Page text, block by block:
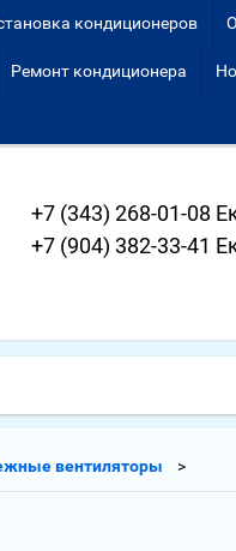
кондиционеров
Ремонт кондиционера
+7 (343) 268-01-08
+7 (904) 382-33-41
вентиляторы